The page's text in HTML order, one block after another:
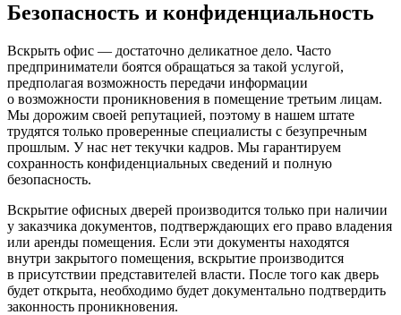
Безопасность и конфиденциальность
Вскрыть офис — достаточно деликатное дело. Часто
предприниматели боятся обращаться за такой услугой,
предполагая возможность передачи информации
о возможности проникновения в помещение третьим лицам.
Мы дорожим своей репутацией, поэтому в нашем штате
трудятся только проверенные специалисты с безупречным
прошлым. У нас нет текучки кадров. Мы гарантируем
сохранность конфиденциальных сведений и полную
безопасность.
Вскрытие офисных дверей производится только при наличии
у заказчика документов, подтверждающих его право владения
или аренды помещения. Если эти документы находятся
внутри закрытого помещения, вскрытие производится
в присутствии представителей власти. После того как дверь
будет открыта, необходимо будет документально подтвердить
законность проникновения.